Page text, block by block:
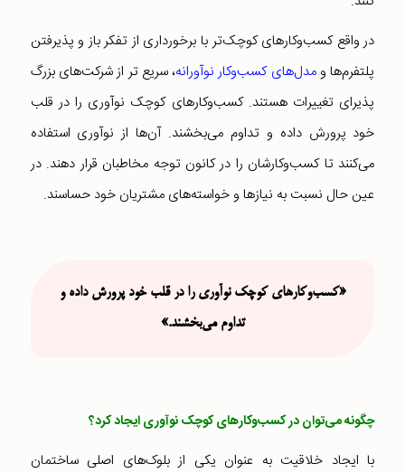
در واقع کسب‌و‌کارهای کوچک‌تر با برخورداری از تفکر باز و پذیرفتن
پلتفرم‌ها ومدل‌های کسب‌و‌کار نوآورانه، سریع تر از شرکت‌های بزرگ
پذیرای تغییرات هستند. کسب‌وکارهای کوچک نوآوری را در قلب
خود پرورش داده و تداوم می‌بخشند. آن‌ها از نوآوری‌ استفاده
می‌کنند تا کسب‌و‌کارشان را در کانون توجه مخاطبان قرار دهند. در
عین حال نسبت به نیازها و خواسته‌های مشتریان خود حساسند.
«کسب‌وکارهای کوچک نوآوری را در قلب خود پرورش داده و
تداوم می‌بخشند.»
چگونه می‌توان در کسب‌و‌کارهای کوچک نوآوری ایجاد کرد؟
با ایجاد خلاقیت به عنوان یکی از بلوک‌های اصلی ساختمان